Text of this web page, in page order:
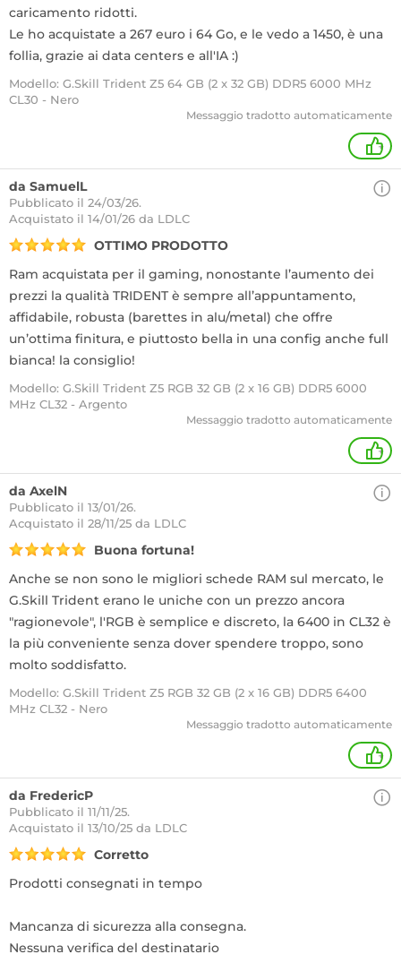
caricamento ridotti.
Le ho acquistate a 267 euro i 64 Go, e le vedo a 1450, è una
follia, grazie ai data centers e all'IA :)
Modello: G.Skill Trident Z5 64 GB (2 x 32 GB) DDR5 6000 MHz
CL30 - Nero
Messaggio tradotto automaticamente
+
da SamuelL
Pubblicato il 24/03/26.
Acquistato il 14/01/26 da LDLC
OTTIMO PRODOTTO
Ram acquistata per il gaming, nonostante l’aumento dei
prezzi la qualità TRIDENT è sempre all’appuntamento,
affidabile, robusta (barettes in alu/metal) che offre
un’ottima finitura, e piuttosto bella in una config anche full
bianca! la consiglio!
Modello: G.Skill Trident Z5 RGB 32 GB (2 x 16 GB) DDR5 6000
MHz CL32 - Argento
Messaggio tradotto automaticamente
+
da AxelN
Pubblicato il 13/01/26.
Acquistato il 28/11/25 da LDLC
Buona fortuna!
Anche se non sono le migliori schede RAM sul mercato, le
G.Skill Trident erano le uniche con un prezzo ancora
"ragionevole", l'RGB è semplice e discreto, la 6400 in CL32 è
la più conveniente senza dover spendere troppo, sono
molto soddisfatto.
Modello: G.Skill Trident Z5 RGB 32 GB (2 x 16 GB) DDR5 6400
MHz CL32 - Nero
Messaggio tradotto automaticamente
+
da FredericP
Pubblicato il 11/11/25.
Acquistato il 13/10/25 da LDLC
Corretto
Prodotti consegnati in tempo
Mancanza di sicurezza alla consegna.
Nessuna verifica del destinatario